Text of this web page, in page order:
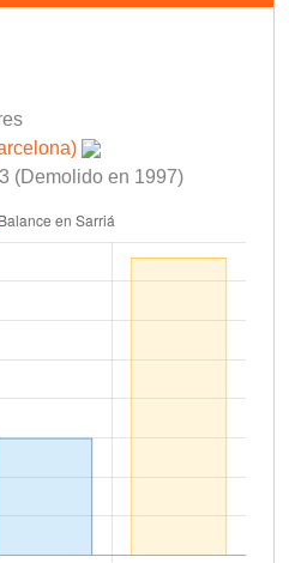
80'
Javier Subirats
89'
(Demolido en 1997)